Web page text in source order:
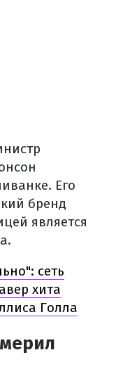
Его
бренд
является
сеть
хита
Голла